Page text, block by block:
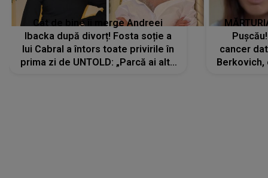
Cât de bine îi merge Andreei
Ibacka după divorț! Fosta soție a
lui Cabral a întors toate privirile în
prima zi de UNTOLD: „Parcă ai altă
cancer
Berkovich,